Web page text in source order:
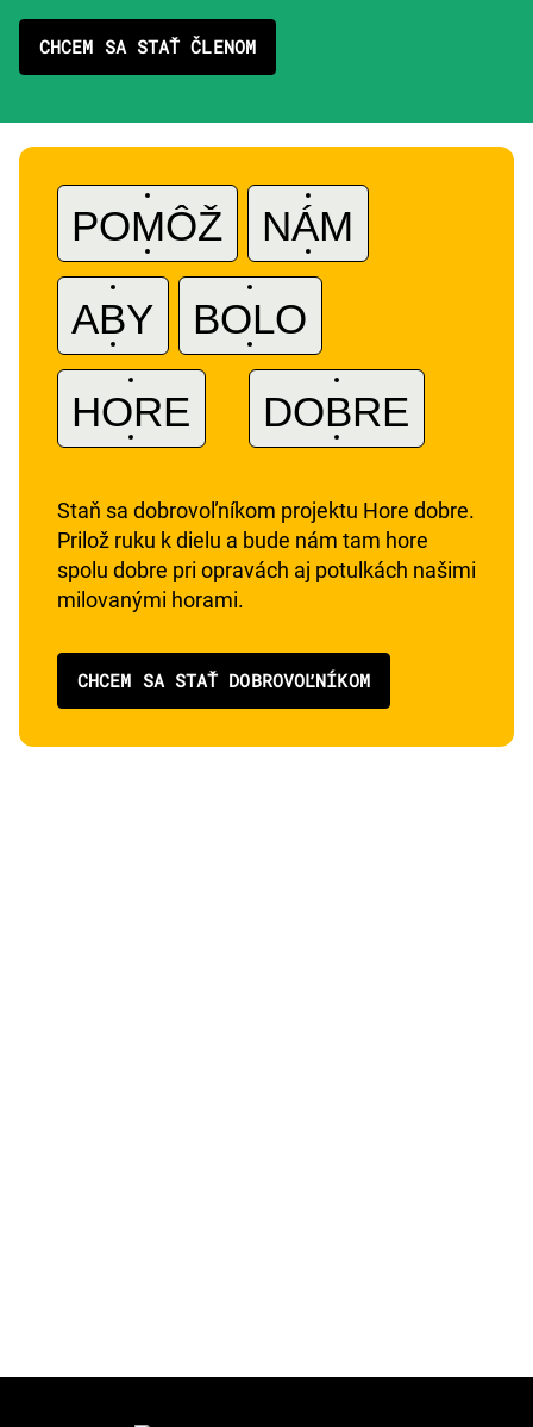
CHCEM SA STAŤ ČLENOM
POMÔŽ
NÁM
ABY
BOLO
HORE
DOBRE
Staň sa dobrovoľníkom projektu Hore dobre.
Prilož ruku k dielu a bude nám tam hore
spolu dobre pri opravách aj potulkách našimi
milovanými horami.
CHCEM SA STAŤ DOBROVOĽNÍKOM